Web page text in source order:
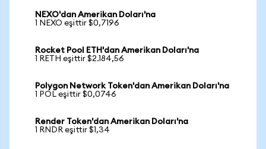
NEXO'dan Amerikan Doları'na
1 NEXO eşittir $0,7196
Rocket Pool ETH'dan Amerikan Doları'na
1 RETH eşittir $2.184,56
Polygon Network Token'dan Amerikan Doları'na
1 POL eşittir $0,0746
Render Token'dan Amerikan Doları'na
1 RNDR eşittir $1,34